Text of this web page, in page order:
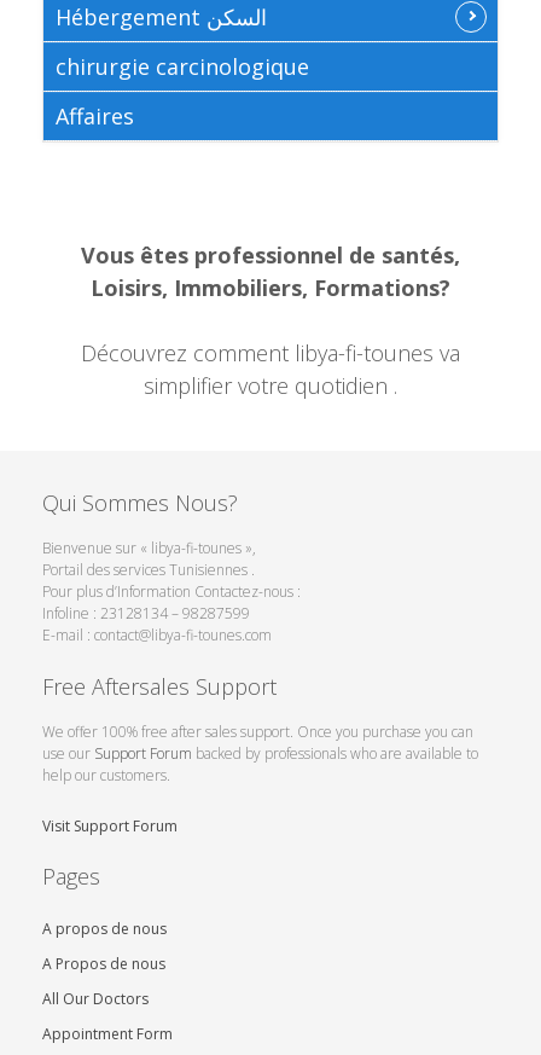
Hébergement السكن
chirurgie carcinologique
Affaires
Vous êtes professionnel de santés,
Loisirs, Immobiliers, Formations?
Découvrez comment libya-fi-tounes va
simplifier votre quotidien .
Qui Sommes Nous?
Bienvenue sur « libya-fi-tounes »,
Portail des services Tunisiennes .
Pour plus d’Information Contactez-nous :
Infoline : 23128134 – 98287599
E-mail : contact@libya-fi-tounes.com
Free Aftersales Support
We offer 100% free after sales support. Once you purchase you can
use our Support Forum backed by professionals who are available to
help our customers.
Visit Support Forum
Pages
A propos de nous
A Propos de nous
All Our Doctors
Appointment Form